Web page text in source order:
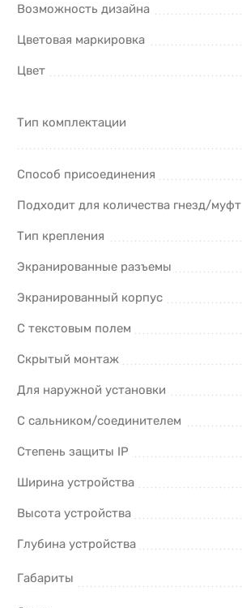
Возможность дизайна
Цветовая маркировка
Цвет
Тип комплектации
Способ присоединения
Подходит для количества гнезд/муфт
Тип крепления
Экранированные разъемы
Экранированный корпус
С текстовым полем
Скрытый монтаж
Для наружной установки
С сальником/соединителем
Степень защиты IP
Ширина устройства
Высота устройства
Глубина устройства
Габариты